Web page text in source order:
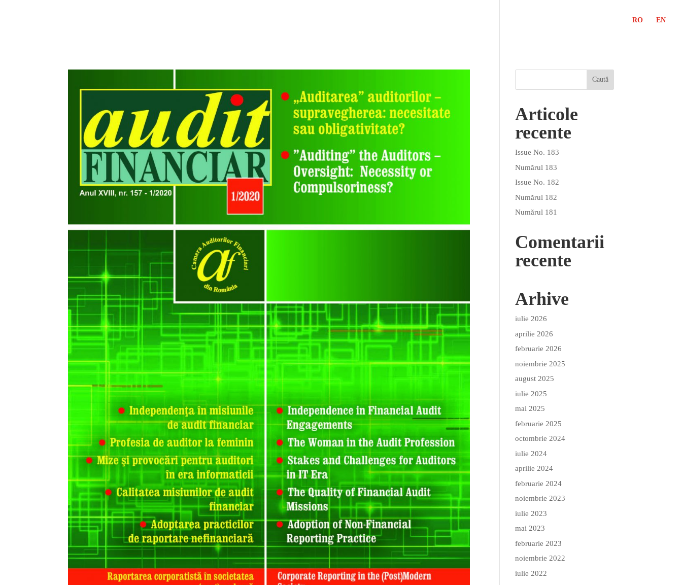
RO EN
Articole
recente
Issue No. 183
Numărul 183
Issue No. 182
Numărul 182
Numărul 181
Comentarii
recente
Arhive
iulie 2026
aprilie 2026
februarie 2026
noiembrie 2025
august 2025
iulie 2025
mai 2025
februarie 2025
octombrie 2024
iulie 2024
aprilie 2024
februarie 2024
noiembrie 2023
iulie 2023
mai 2023
februarie 2023
noiembrie 2022
iulie 2022